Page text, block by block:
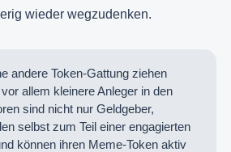
wieder wegzudenken.
andere Token-Gattung ziehen
allem kleinere Anleger in den
sind nicht nur Geldgeber,
selbst zum Teil einer engagierten
können ihren Meme-Token aktiv